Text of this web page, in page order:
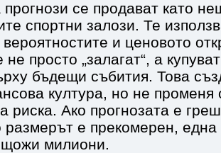
се продават като
спортни залози. Те
и ценовото
просто „залагат“, а
бъдещи събития. Това
култура, но не променя
риска. Ако прогнозата е
размерът е прекомерен,
милиони.